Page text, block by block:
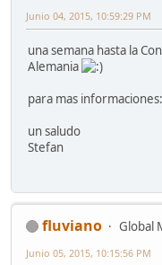
Junio 04, 2015, 10:59:29 PM
una semana hasta la
Alemania
para mas informaciones:
un saludo
Stefan
fluviano
Global
Junio 05, 2015, 10:15:56 PM